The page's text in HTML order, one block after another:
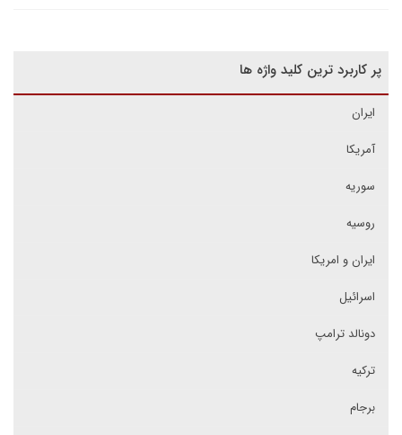
پر کاربرد ترین کلید واژه ها
ایران
آمریکا
سوریه
روسیه
ایران و امریکا
اسرائیل
دونالد ترامپ
ترکیه
برجام